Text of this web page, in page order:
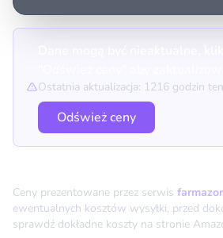
Ostatnia aktualizacja: 1216 godzin
Odśwież ceny
Ceny prezentowane przez serwis
ewentualnych kosztów wysyłki, przed
sprawdź dokładne koszty na stronie